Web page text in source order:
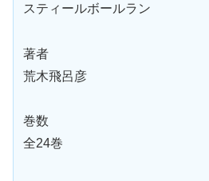
スティールボールラン
著者
荒木飛呂彦
巻数
全24巻